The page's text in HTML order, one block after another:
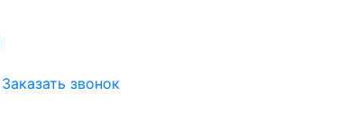
Заказать звонок